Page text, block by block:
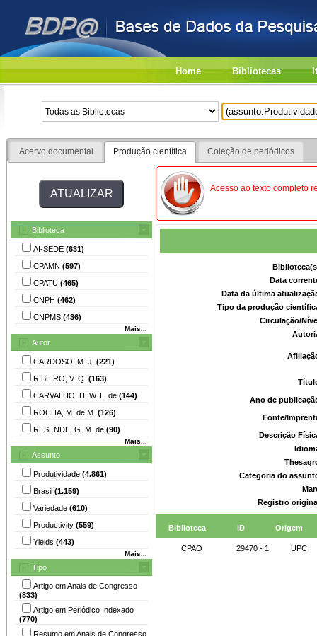
Home Bibliotecas
Acervo documental Produção científica Coleção de periódicos
Biblioteca
AI-SEDE (631)
CPAMN (597)
CPATU (465)
CNPH (462)
CNPMS (436)
Mais...
Autor
CARDOSO, M. J. (221)
RIBEIRO, V. Q. (163)
CARVALHO, H. W. L. de (144)
ROCHA, M. de M. (126)
RESENDE, G. M. de (90)
Mais...
Assunto
Produtividade (4.861)
Brasil (1.159)
Variedade (610)
Productivity (559)
Yields (443)
Mais...
Tipo
Artigo em Anais de Congresso
(833)
Artigo em Periódico Indexado
(770)
Resumo em Anais de Congresso
Acesso ao texto completo
Data
Data da última
Tipo da produção
Circulação/
Ano de
Fonte/
Descrição
Categoria do
Registro
Biblioteca ID Origem
CPAO 29470 - 1 UPC